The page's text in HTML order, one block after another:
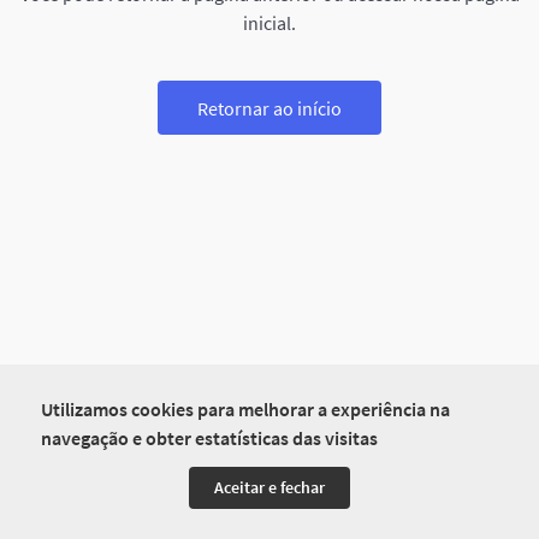
Utilizamos cookies para melhorar a experiência na
navegação e obter estatísticas das visitas
Aceitar e fechar
inicial.
Retornar ao início